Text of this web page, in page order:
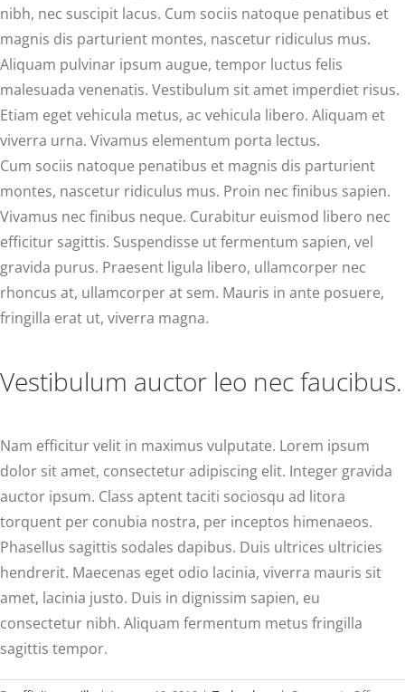
nibh, nec suscipit lacus. Cum sociis natoque penatibus et
magnis dis parturient montes, nascetur ridiculus mus.
Aliquam pulvinar ipsum augue, tempor luctus felis
malesuada venenatis. Vestibulum sit amet imperdiet risus.
Etiam eget vehicula metus, ac vehicula libero. Aliquam et
viverra urna. Vivamus elementum porta lectus.
Cum sociis natoque penatibus et magnis dis parturient
montes, nascetur ridiculus mus. Proin nec finibus sapien.
Vivamus nec finibus neque. Curabitur euismod libero nec
efficitur sagittis. Suspendisse ut fermentum sapien, vel
gravida purus. Praesent ligula libero, ullamcorper nec
rhoncus at, ullamcorper at sem. Mauris in ante posuere,
fringilla erat ut, viverra magna.
Vestibulum auctor leo nec faucibus.
Nam efficitur velit in maximus vulputate. Lorem ipsum
dolor sit amet, consectetur adipiscing elit. Integer gravida
auctor ipsum. Class aptent taciti sociosqu ad litora
torquent per conubia nostra, per inceptos himenaeos.
Phasellus sagittis sodales dapibus. Duis ultrices ultricies
hendrerit. Maecenas eget odio lacinia, viverra mauris sit
amet, lacinia justo. Duis in dignissim sapien, eu
consectetur nibh. Aliquam fermentum metus fringilla
sagittis tempor.